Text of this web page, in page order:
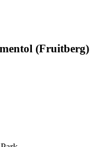
(Fruitberg)